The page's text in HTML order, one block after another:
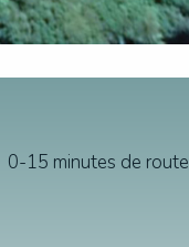
0-15 minutes de route